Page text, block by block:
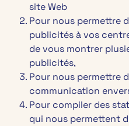
site Web
Pour nous permettre
publicités à vos
de vous montrer
publicités,
Pour nous permettre
communication
Pour compiler des
qui nous permettent